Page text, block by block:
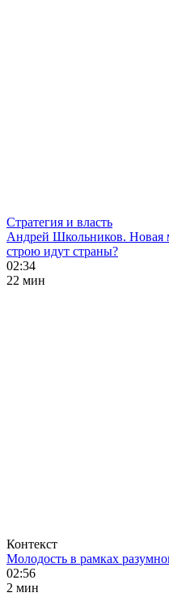
Стратегия и власть
Андрей Школьников. Новая
строю идут страны?
02:34
22 мин
Контекст
Молодость в рамках
02:56
2 мин